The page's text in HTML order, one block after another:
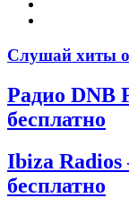
Слушай хиты
Радио DNB
бесплатно
Ibiza
бесплатно